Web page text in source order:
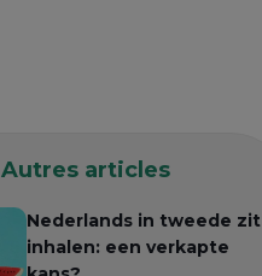
Autres articles
Nederlands in tweede zit
inhalen: een verkapte